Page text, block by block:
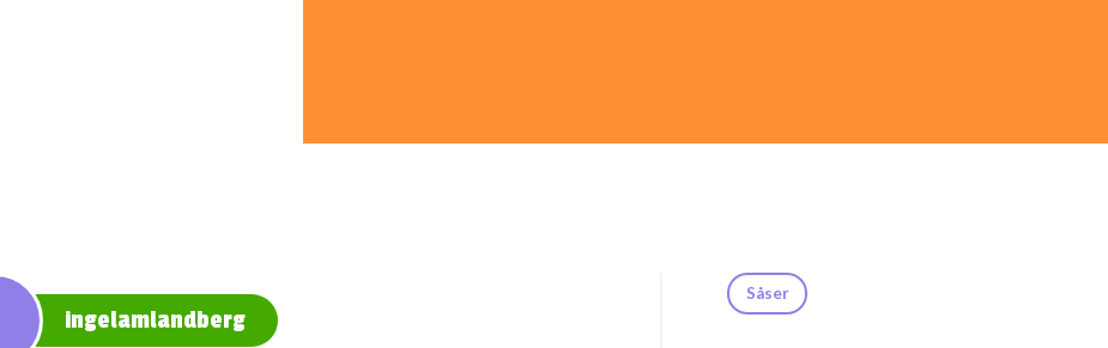
ingelamlandberg
Såser